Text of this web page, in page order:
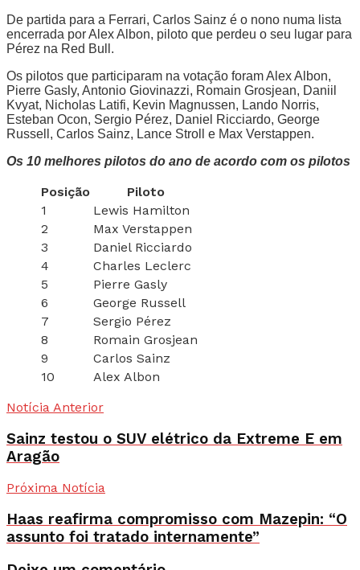
De partida para a Ferrari, Carlos Sainz é o nono numa lista
encerrada por Alex Albon, piloto que perdeu o seu lugar para
Pérez na Red Bull.
Os pilotos que participaram na votação foram Alex Albon,
Pierre Gasly, Antonio Giovinazzi, Romain Grosjean, Daniil
Kvyat, Nicholas Latifi, Kevin Magnussen, Lando Norris,
Esteban Ocon, Sergio Pérez, Daniel Ricciardo, George
Russell, Carlos Sainz, Lance Stroll e Max Verstappen.
Os 10 melhores pilotos do ano de acordo com os pilotos
Posição
Piloto
1
Lewis Hamilton
2
Max Verstappen
3
Daniel Ricciardo
4
Charles Leclerc
5
Pierre Gasly
6
George Russell
7
Sergio Pérez
8
Romain Grosjean
9
Carlos Sainz
10
Alex Albon
Notícia Anterior
Sainz testou o SUV elétrico da Extreme E em
Aragão
Próxima Notícia
Haas reafirma compromisso com Mazepin: “O
assunto foi tratado internamente”